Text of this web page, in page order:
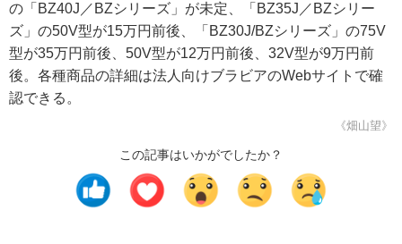
の「BZ40J／BZシリーズ」が未定、「BZ35J／BZシリー
ズ」の50V型が15万円前後、「BZ30J/BZシリーズ」の75V
型が35万円前後、50V型が12万円前後、32V型が9万円前
後。各種商品の詳細は法人向けブラビアのWebサイトで確
認できる。
《畑山望》
この記事はいかがでしたか？